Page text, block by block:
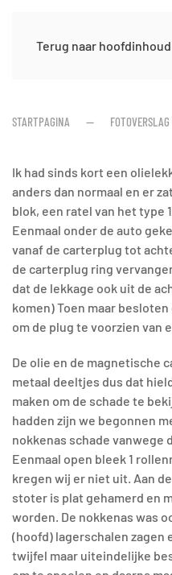
Terug naar hoofdinhoud
STARTPAGINA FOTOVERSLAG
Ik had sinds kort een
anders dan normaal en er
blok, een ratel van het type
Eenmaal onder de auto
vanaf de carterplug tot
de carterplug ring
dat de lekkage ook uit de
komen) Toen maar
om de plug te voorzien van
De olie en de magnetische
metaal deeltjes dus dat
maken om de schade te
hadden zijn we begonnen
nokkenas schade vanwege
Eenmaal open bleek 1
kregen wij er niet uit. Aan
stoter is plat gehamerd en
worden. De nokkenas was
(hoofd) lagerschalen
twijfel maar uiteindelijke